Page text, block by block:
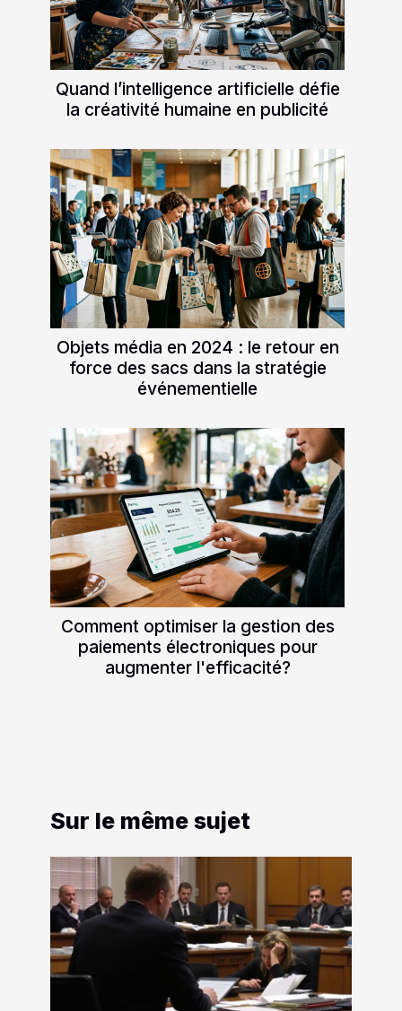
Quand l’intelligence artificielle défie
la créativité humaine en publicité
Objets média en 2024 : le retour en
force des sacs dans la stratégie
événementielle
Comment optimiser la gestion des
paiements électroniques pour
augmenter l'efficacité?
Sur le même sujet